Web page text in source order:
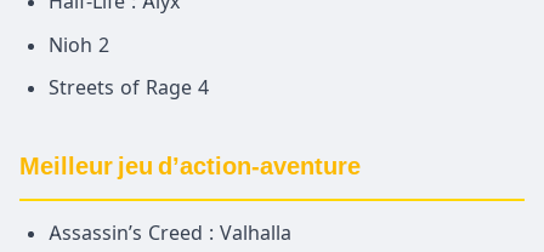
Nioh 2
Streets of Rage 4
Meilleur jeu d’action-aventure
Assassin’s Creed : Valhalla